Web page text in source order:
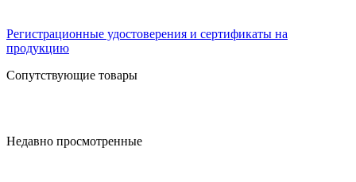
Регистрационные удостоверения и сертификаты на
продукцию
Сопутствующие товары
Недавно просмотренные